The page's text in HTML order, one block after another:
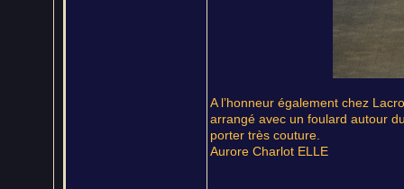
A l’honneur également chez
arrangé avec un foulard autour
porter très couture.
Aurore Charlot ELLE